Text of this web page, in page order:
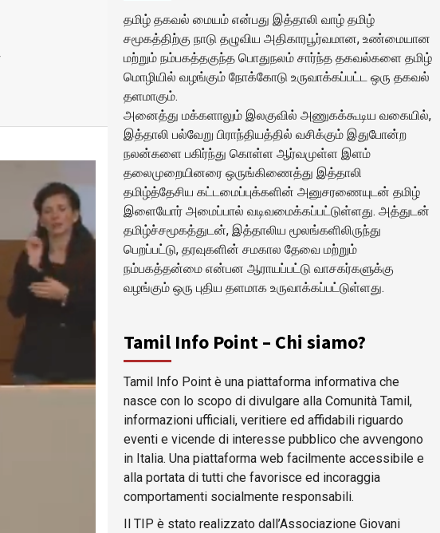
தமிழ் தகவல் மையம் என்பது இத்தாலி வாழ் தமிழ்
சமூகத்திற்கு நாடு தழுவிய அதிகாரபூர்வமான, உண்மையான
மற்றும் நம்பகத்தகுந்த பொதுநலம் சார்ந்த தகவல்களை தமிழ்
மொழியில் வழங்கும் நோக்கோடு உருவாக்கப்பட்ட ஒரு தகவல்
தளமாகும்.
அனைத்து மக்களாலும் இலகுவில் அணுகக்கூடிய வகையில்,
இத்தாலி பல்வேறு பிராந்தியத்தில் வசிக்கும் இதுபோன்ற
நலன்களை பகிர்ந்து கொள்ள ஆர்வமுள்ள இளம்
தலைமுறையினரை ஒருங்கிணைத்து இத்தாலி
தமிழ்த்தேசிய கட்டமைப்புக்களின் அனுசரணையுடன் தமிழ்
இளையோர் அமைப்பால் வடிவமைக்கப்பட்டுள்ளது. அத்துடன்
தமிழ்ச்சமூகத்துடன், இத்தாலிய மூலங்களிலிருந்து
பெறப்பட்டு, தரவுகளின் சமகால தேவை மற்றும்
நம்பகத்தன்மை என்பன ஆராயப்பட்டு வாசகர்களுக்கு
வழங்கும் ஒரு புதிய தளமாக உருவாக்கப்பட்டுள்ளது.
Tamil Info Point – Chi siamo?
Tamil Info Point è una piattaforma informativa che
nasce con lo scopo di divulgare alla Comunità Tamil,
informazioni ufficiali, veritiere ed affidabili riguardo
eventi e vicende di interesse pubblico che avvengono
in Italia. Una piattaforma web facilmente accessibile e
alla portata di tutti che favorisce ed incoraggia
comportamenti socialmente responsabili.
Il TIP è stato realizzato dall’Associazione Giovani